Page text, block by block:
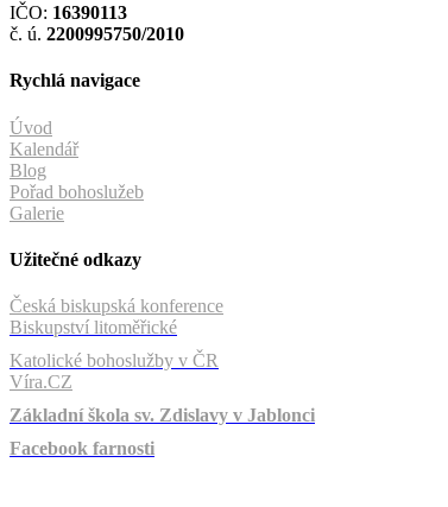
IČO: 16390113
č. ú. 2200995750/2010
Rychlá navigace
Úvod
Kalendář
Blog
Pořad bohoslužeb
Galerie
Užitečné odkazy
Česká biskupská konference
Biskupství litoměřické
Katolické bohoslužby v ČR
Víra.CZ
Základní škola sv. Zdislavy v Jablonci
Facebook farnosti